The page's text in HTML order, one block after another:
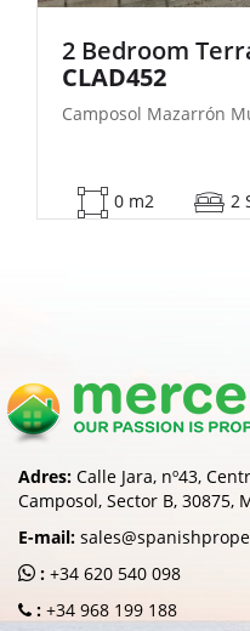
2 Bedroom
| FB140
Camposol Mazarrón
53 m2 2
Adres: Calle Jara, nº43,
Camposol, Sector B, 30875,
E-mail:
: +34 620 540 098
: +34 968 199 188